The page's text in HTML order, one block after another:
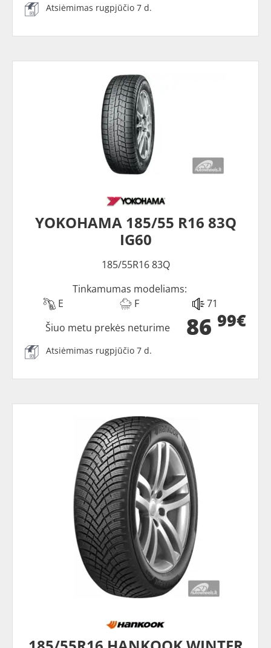
Atsiėmimas rugpjūčio 7 d.
YOKOHAMA 185/55 R16 83Q
IG60
185/55R16 83Q
Tinkamumas modeliams:
E
F 71
86 99€
Šiuo metu prekės neturime
Atsiėmimas rugpjūčio 7 d.